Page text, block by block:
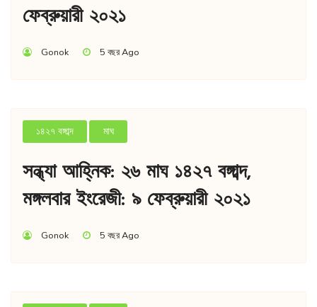
ফেব্রুয়ারী ২০২১
Gonok 5 বছর Ago
১৪২৭ বঙ্গাব্দ মাঘ
সন্ধ্যা আহ্নিক: ২৬ মাঘ ১৪২৭ বঙ্গাব্দ,
মঙ্গলবার ইংরেজী: ৯ ফেব্রুয়ারী ২০২১
Gonok 5 বছর Ago